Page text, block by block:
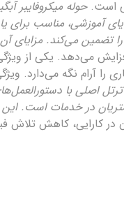
آموزشی، مناسب برای
می‌کند. مزایای آن
اعتماد را افزایش می‌دهد. یکی
نگه می‌دارد.
حوله میکروفایبر آبگیر58*78 ترتل اصلی با
در خدمات است.
در کارایی، کاهش